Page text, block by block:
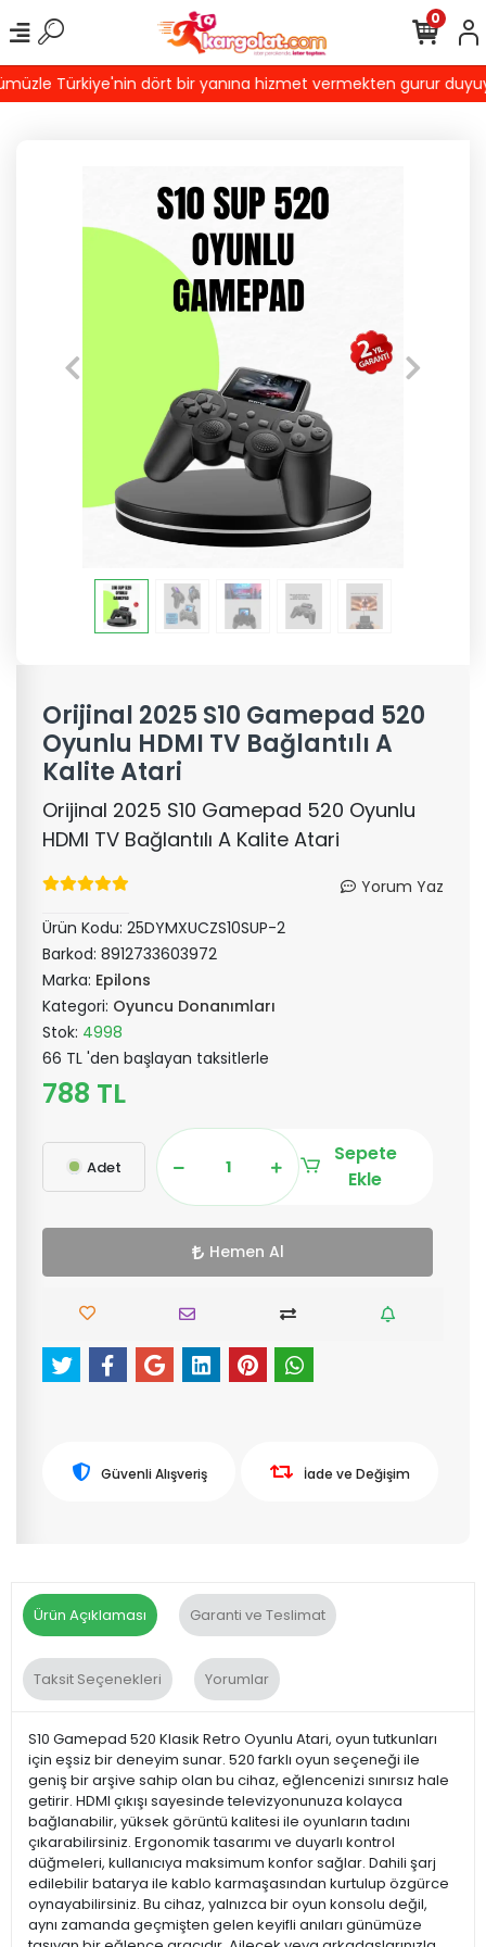
Türkiye'nin dört bir yanına hizmet vermekten gurur
0
Orijinal 2025 S10 Gamepad 520
Oyunlu HDMI TV Bağlantılı A
Kalite Atari
Orijinal 2025 S10 Gamepad 520 Oyunlu
HDMI TV Bağlantılı A Kalite Atari
Yorum Yaz
Ürün Kodu: 25DYMXUCZS10SUP-2
Barkod: 8912733603972
Marka: Epilons
Kategori: Oyuncu Donanımları
Stok: 4998
66 TL 'den başlayan taksitlerle
788 TL
Adet
Sepete
Ekle
Hemen Al
Güvenli Alışveriş İade ve Değişim
Ürün Açıklaması Garanti ve Teslimat
Taksit Seçenekleri Yorumlar
S10 Gamepad 520 Klasik Retro Oyunlu Atari, oyun tutkunları
için eşsiz bir deneyim sunar. 520 farklı oyun seçeneği ile
geniş bir arşive sahip olan bu cihaz, eğlencenizi sınırsız hale
getirir. HDMI çıkışı sayesinde televizyonunuza kolayca
bağlanabilir, yüksek görüntü kalitesi ile oyunların tadını
çıkarabilirsiniz. Ergonomik tasarımı ve duyarlı kontrol
düğmeleri, kullanıcıya maksimum konfor sağlar. Dahili şarj
edilebilir batarya ile kablo karmaşasından kurtulup özgürce
oynayabilirsiniz. Bu cihaz, yalnızca bir oyun konsolu değil,
aynı zamanda geçmişten gelen keyifli anıları günümüze